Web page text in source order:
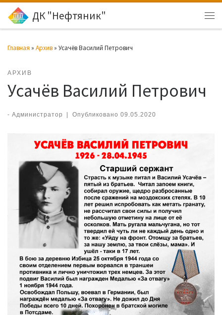
Перейти к содержимому
ДК "Нефтяник"
Главная » Архив » Усачёв Василий Петрович
АРХИВ
Усачёв Василий Петрович
- Администратор Опубликовано 09.05.2020